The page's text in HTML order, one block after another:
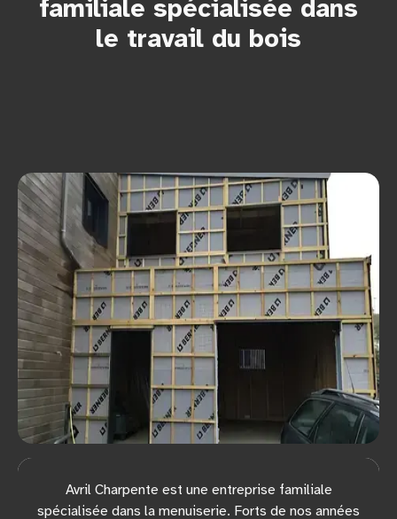
familiale spécialisée dans
le travail du bois
Avril Charpente est une entreprise familiale
spécialisée dans la menuiserie. Forts de nos années